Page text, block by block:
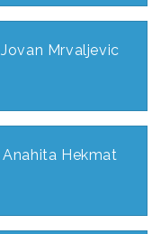
Jovan Mrvaljevic
Anahita Hekmat